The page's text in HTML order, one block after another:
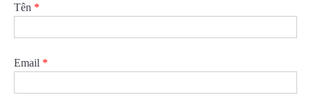
Tên *
Email *